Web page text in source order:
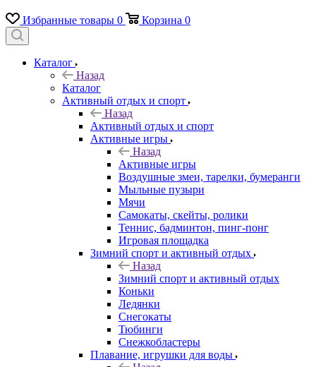
Избранные товары 0 Корзина 0
Каталог
Назад
Каталог
Активный отдых и спорт
Назад
Активный отдых и спорт
Активные игры
Назад
Активные игры
Воздушные змеи, тарелки, бумеранги
Мыльные пузыри
Мячи
Самокаты, скейты, ролики
Теннис, бадминтон, пинг-понг
Игровая площадка
Зимний спорт и активный отдых
Назад
Зимний спорт и активный отдых
Коньки
Ледянки
Снегокаты
Тюбинги
Снежкобластеры
Плавание, игрушки для воды